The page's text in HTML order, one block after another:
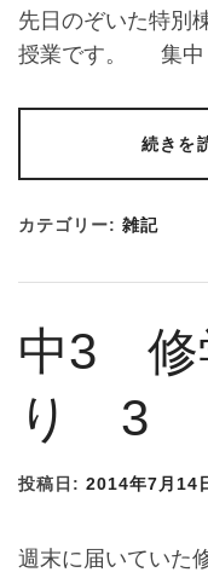
先日のぞいた特別
授業です。 集中
続きを
カテゴリー: 雑記
中3 修
り 3
投稿日: 2014年7月14
週末に届いていた